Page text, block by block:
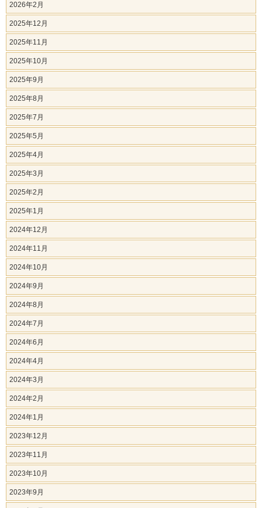
2026年2月
2025年12月
2025年11月
2025年10月
2025年9月
2025年8月
2025年7月
2025年5月
2025年4月
2025年3月
2025年2月
2025年1月
2024年12月
2024年11月
2024年10月
2024年9月
2024年8月
2024年7月
2024年6月
2024年4月
2024年3月
2024年2月
2024年1月
2023年12月
2023年11月
2023年10月
2023年9月